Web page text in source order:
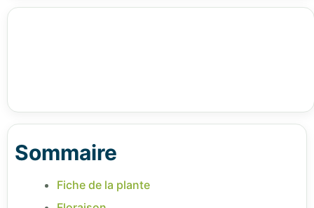
Sommaire
Fiche de la plante